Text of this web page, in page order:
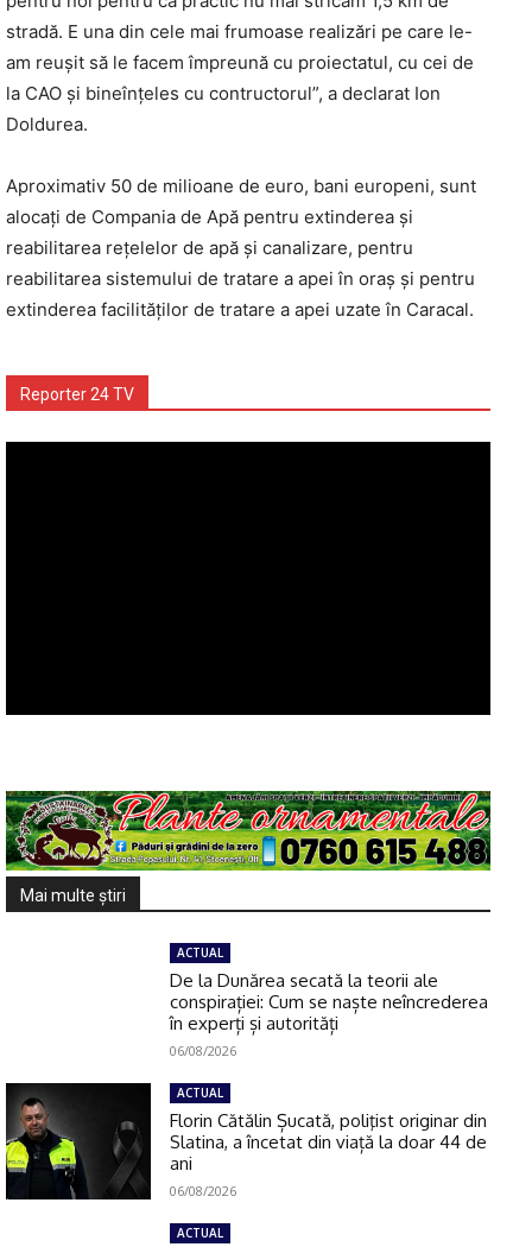
stradă. E una din cele mai frumoase realizări pe care le-
am reușit să le facem împreună cu proiectatul, cu cei de
la CAO și bineînţeles cu contructorul”, a declarat Ion
Doldurea.
Aproximativ 50 de milioane de euro, bani europeni, sunt
alocaţi de Compania de Apă pentru extinderea și
reabilitarea rețelelor de apă și canalizare, pentru
reabilitarea sistemului de tratare a apei în oraș și pentru
extinderea facilităților de tratare a apei uzate în Caracal.
Reporter 24 TV
Mai multe ştiri
ACTUAL
De la Dunărea secată la teorii ale
conspirației: Cum se naște neîncrederea
în experți și autorități
06/08/2026
ACTUAL
Florin Cătălin Șucată, poliţist originar din
Slatina, a încetat din viață la doar 44 de
ani
06/08/2026
ACTUAL